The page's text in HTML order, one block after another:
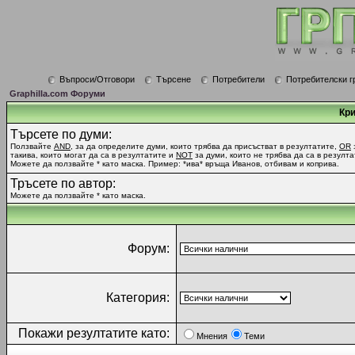
Въпроси/Отговори Търсене Потребители
Потребителски
Graphilla.com Форуми
Търсете по думи:
Ползвайте AND , за да определите думи, които трябва да присъстват в резултатите, OR
такива, които могат да са в резултатите и NOT за думи, които не трябва да са в
Можете да ползвайте * като маска. Пример: *ива* връща Иванов, отбивам и коприва.
Тръсете по автор:
Можете да ползвайте * като маска.
Форум:
Категория:
Покажи резултатите като: Мнения Теми